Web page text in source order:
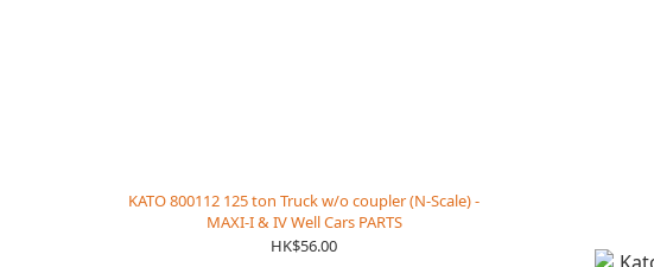
KATO 800112 125 ton Truck w/o coupler (N-Scale) -
MAXI-I & IV Well Cars PARTS
HK$56.00